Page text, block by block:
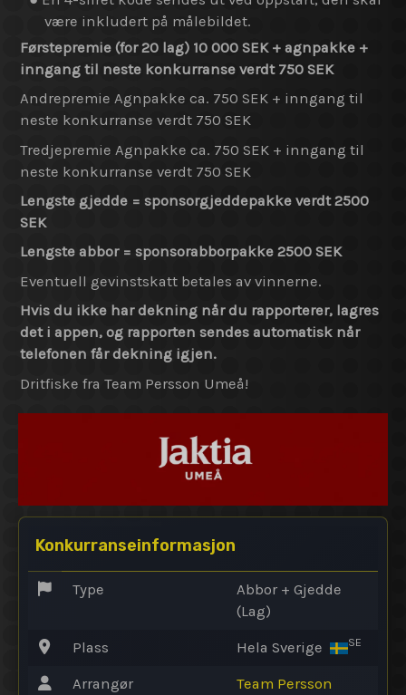
være inkludert på målebildet.
Førstepremie (for 20 lag) 10 000 SEK + agnpakke +
inngang til neste konkurranse verdt 750 SEK
Andrepremie Agnpakke ca. 750 SEK + inngang til
neste konkurranse verdt 750 SEK
Tredjepremie Agnpakke ca. 750 SEK + inngang til
neste konkurranse verdt 750 SEK
Lengste gjedde = sponsorgjeddepakke verdt 2500
SEK
Lengste abbor = sponsorabborpakke 2500 SEK
Eventuell gevinstskatt betales av vinnerne.
Hvis du ikke har dekning når du rapporterer, lagres
det i appen, og rapporten sendes automatisk når
telefonen får dekning igjen.
Dritfiske fra Team Persson Umeå!
Konkurranseinformasjon
Type
Abbor + Gjedde
(Lag)
Plass Hela Sverige SE
Arrangør
Team Persson